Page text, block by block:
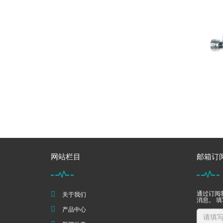
网站栏目
关于我们
产品中心
邮箱订
通过订阅
消息。